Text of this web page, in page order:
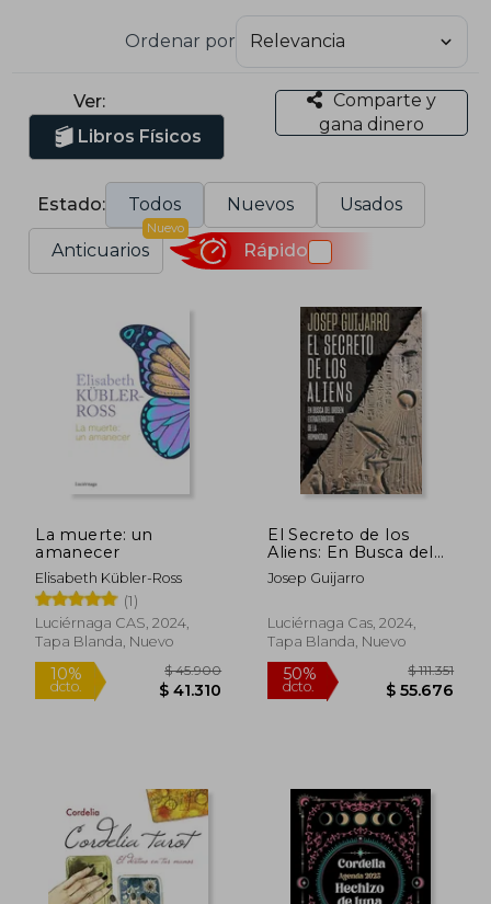
Ordenar por
Ver:
Libros Físicos
Comparte y
gana dinero
Estado: Todos Nuevos Usados
Anticuarios
Nuevo
Rápido
La muerte: un
amanecer
Elisabeth Kübler-Ross
(1)
Luciérnaga CAS, 2024,
Tapa Blanda, Nuevo
10%
dcto.
$ 45.900
$ 41.310
El Secreto de los
Aliens: En Busca del
Origen Extraterrestre
de la Humanidad
Josep Guijarro
Luciérnaga Cas, 2024,
Tapa Blanda, Nuevo
50%
dcto.